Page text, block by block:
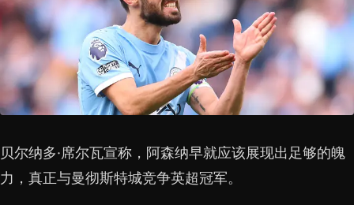
贝尔纳多·席尔瓦宣称，阿森纳早就应该展现出足够的魄
力，真正与曼彻斯特城竞争英超冠军。